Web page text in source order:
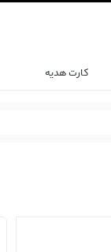
کارت هدیه